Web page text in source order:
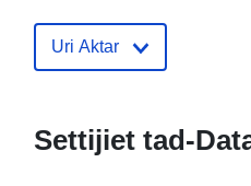
uriRef:
Uri Aktar
Settijiet tad-